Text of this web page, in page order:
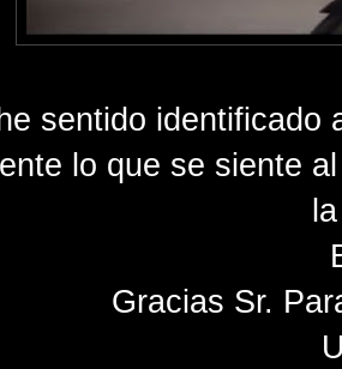
sentido identificado
lo que se siente
Gracias Sr.